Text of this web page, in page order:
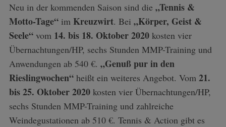
Neu in der kommenden Saison sind die „Tennis &
Motto-Tage“im Kreuzwirt. Bei „Körper, Geist &
Seele“vom 14. bis 18. Oktober 2020kosten vier
Übernachtungen/HP, sechs Stunden MMP-Training und
Anwendungen ab 540 €. „Genuß pur in den
Rieslingwochen“heißt ein weiteres Angebot. Vom 21.
bis 25. Oktober 2020kosten vier Übernachtungen/HP,
sechs Stunden MMP-Training und zahlreiche
Weindegustationen ab 510 €. Tennis & Action gibt es
S
e
r
c
h
f
o
r
: